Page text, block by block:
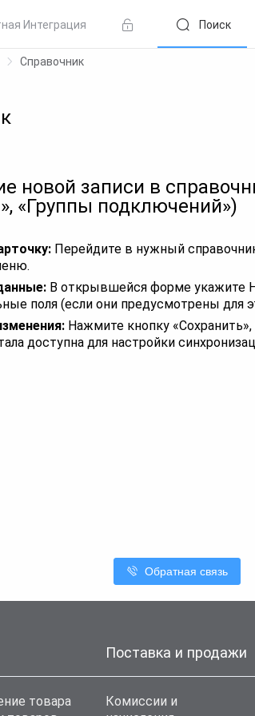
Интеграция Поиск
Справочник
новой записи в
«Группы подключений»)
Перейдите в нужный
В открывшейся форме укажите
поля (если они предусмотрены для
Нажмите кнопку
доступна для настройки
Обратная связь
товара
Поставка и продажи
Комиссии и